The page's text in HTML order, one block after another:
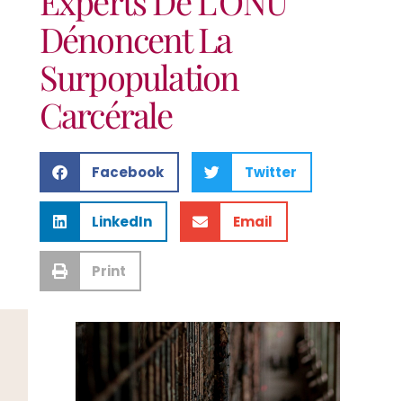
Dénoncent La
Surpopulation
Carcérale
Facebook Twitter
LinkedIn Email
Print